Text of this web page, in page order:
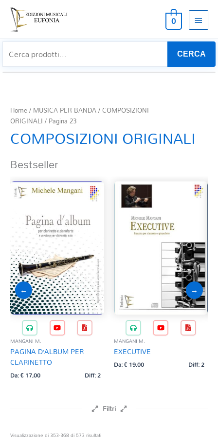
0
CERCA
Home/ MUSICA PER BANDA/COMPOSIZIONI
ORIGINALI / Pagina 23
COMPOSIZIONI ORIGINALI
Bestseller
←
MANGANI M.
PAGINA D’ALBUM PER
CLARINETTO
Da:€17,00 Diff: 2
MANGANI M.
EXECUTIVE
Da:€19,00 Diff: 2
→
Filtri
Visualizzazione di 353-368 di 573 risultatiOrdina